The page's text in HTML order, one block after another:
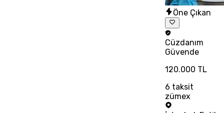
Öne Çıkan
Cüzdanım
Güvende
120.000 TL
6 taksit
zümex